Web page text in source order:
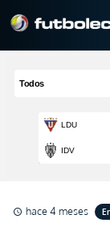
schedule hace 4 meses